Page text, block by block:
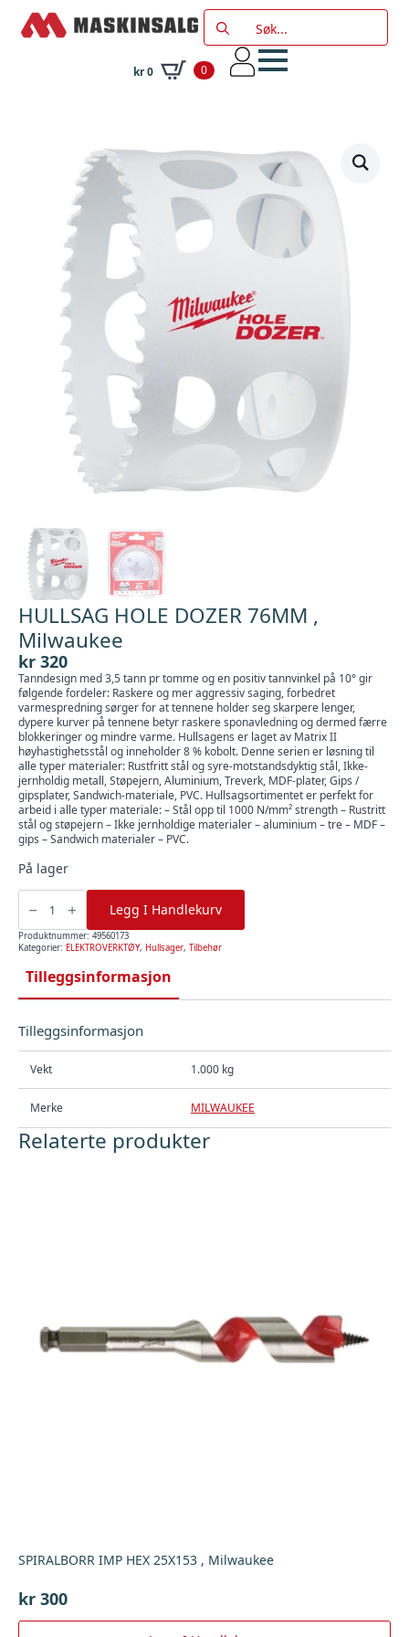
Search
for:
kr0 0
HULLSAG HOLE DOZER 76MM ,
Milwaukee
kr 320
Tanndesign med 3,5 tann pr tomme og en positiv tannvinkel på 10° gir
følgende fordeler: Raskere og mer aggressiv saging, forbedret
varmespredning sørger for at tennene holder seg skarpere lenger,
dypere kurver på tennene betyr raskere sponavledning og dermed færre
blokkeringer og mindre varme. Hullsagens er laget av Matrix II
høyhastighetsstål og inneholder 8 % kobolt. Denne serien er løsning til
alle typer materialer: Rustfritt stål og syre-motstandsdyktig stål, Ikke-
jernholdig metall, Støpejern, Aluminium, Treverk, MDF-plater, Gips /
gipsplater, Sandwich-materiale, PVC. Hullsagsortimentet er perfekt for
arbeid i alle typer materiale: – Stål opp til 1000 N/mm² strength – Rustritt
stål og støpejern – Ikke jernholdige materialer – aluminium – tre – MDF –
gips – Sandwich materialer – PVC.
På lager
HULLSAG
DOZER
76MM
,
Milwaukee
Legg I Handlekurv
Produktnummer: 49560173
Kategorier: ELEKTROVERKTØY, Hullsager, Tilbehør
Tilleggsinformasjon
Tilleggsinformasjon
Vekt 1.000 kg
Merke MILWAUKEE
Relaterte produkter
SPIRALBORR IMP HEX 25X153 , Milwaukee
kr 300